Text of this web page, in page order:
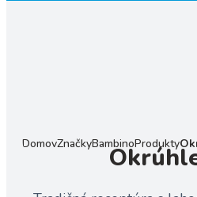
DomovZnačkyBambinoProdukty